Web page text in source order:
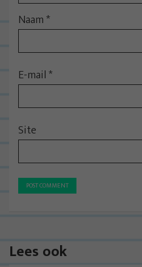
Naam*
E-mail*
Site
Lees ook